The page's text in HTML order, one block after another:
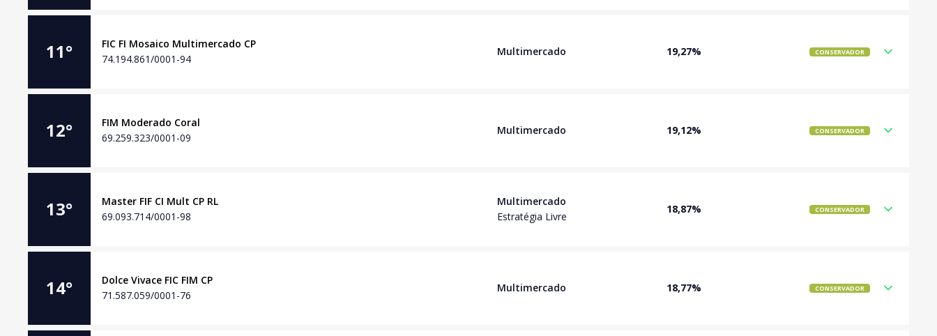
11°
FIC FI Mosaico Multimercado CP
74.194.861/0001-94
Multimercado 19,27% CONSERVADOR
12°
FIM Moderado Coral
69.259.323/0001-09
Multimercado 19,12% CONSERVADOR
13°
Master FIF CI Mult CP RL
69.093.714/0001-98
Multimercado
Estratégia Livre
18,87% CONSERVADOR
14°
Dolce Vivace FIC FIM CP
71.587.059/0001-76
Multimercado 18,77% CONSERVADOR